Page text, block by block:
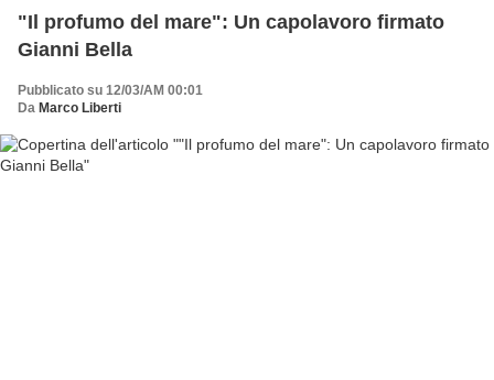
"Il profumo del mare": Un capolavoro firmato
Gianni Bella
Pubblicato su 12/03/AM 00:01
Da Marco Liberti